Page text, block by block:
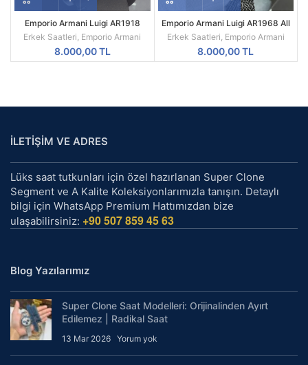
Emporio Armani Luigi AR1918
Replika Erkek Kol Saati
Erkek Saatleri, Emporio Armani
8.000,00TL
Emporio Armani Luigi AR1968 All
Black Mesh Siyah Kadran Siyah
Kordon A Kalite
Erkek Saatleri, Emporio Armani
8.000,00TL
İLETİŞİM VE ADRES
Lüks saat tutkunları için özel hazırlanan Super Clone
Segment ve A Kalite Koleksiyonlarımızla tanışın. Detaylı
bilgi için WhatsApp Premium Hattımızdan bize
ulaşabilirsiniz: +90 507 859 45 63
Blog Yazılarımız
Super Clone Saat Modelleri: Orijinalinden Ayırt
Edilemez | Radikal Saat
13 Mar 2026 Yorum yok